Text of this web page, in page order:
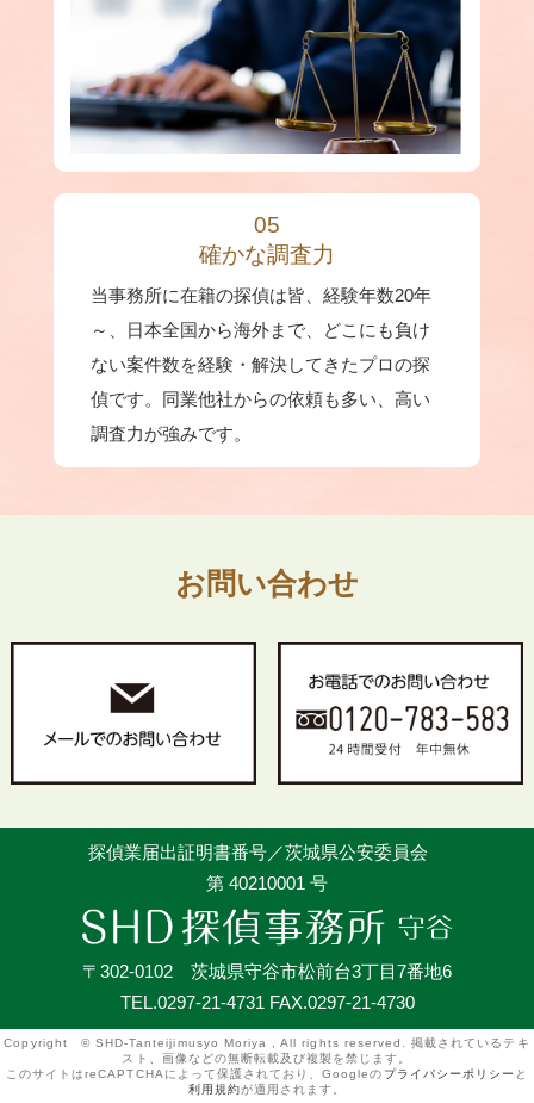
05
確かな調査力
当事務所に在籍の探偵は皆、経験年数20年
～、日本全国から海外まで、どこにも負け
ない案件数を経験・解決してきたプロの探
偵です。同業他社からの依頼も多い、高い
調査力が強みです。
お問い合わせ
探偵業届出証明書番号／茨城県公安委員会
第 40210001 号
〒302-0102 茨城県守谷市松前台3丁目7番地6
TEL.0297-21-4731 FAX.0297-21-4730
Copyright © SHD-Tanteijimusyo Moriya , All rights reserved. 掲載されているテキ
スト、画像などの無断転載及び複製を禁じます。
このサイトはreCAPTCHAによって保護されており、Googleの プライバシーポリシー と
利用規約が適用されます。